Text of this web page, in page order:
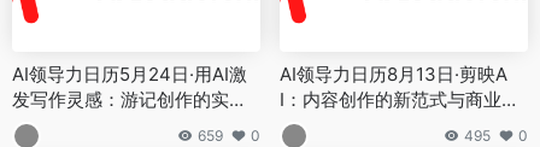
AI领导力日历5月24日·用AI激
发写作灵感：游记创作的实用
指南
659 0
AI领导力日历8月13日·剪映A
I：内容创作的新范式与商业价
值重构
495 0